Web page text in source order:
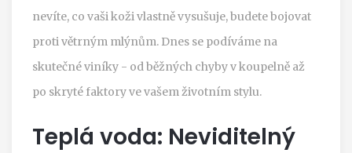
nevíte, co vaši koži vlastně vysušuje, budete bojovat
proti větrným mlýnům. Dnes se podíváme na
skutečné viníky - od běžných chyby v koupelně až
po skryté faktory ve vašem životním stylu.
Teplá voda: Neviditelný